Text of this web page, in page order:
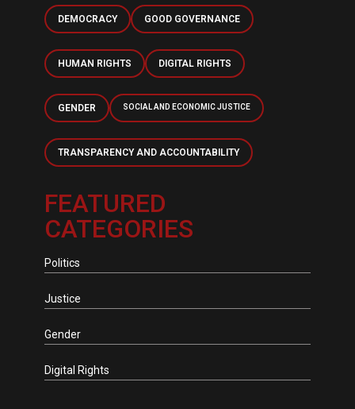
DEMOCRACY GOOD GOVERNANCE
HUMAN RIGHTS DIGITAL RIGHTS
GENDER SOCIAL AND ECONOMIC JUSTICE
TRANSPARENCY AND ACCOUNTABILITY
FEATURED
CATEGORIES
Politics
Justice
Gender
Digital Rights